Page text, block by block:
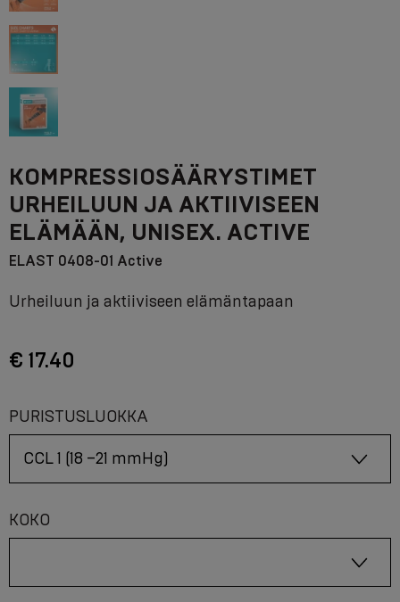
KOMPRESSIOSÄÄRYSTIMET
URHEILUUN JA AKTIIVISEEN
ELÄMÄÄN, UNISEX. ACTIVE
ELAST 0408-01 Active
Urheiluun ja aktiiviseen elämäntapaan
€ 17.40
PURISTUSLUOKKA
KOKO